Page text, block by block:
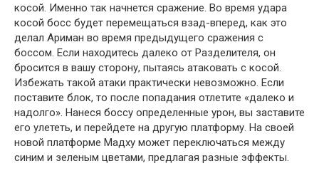
косой. Именно так начнется сражение. Во время удара
косой босс будет перемещаться взад-вперед, как это
делал Ариман во время предыдущего сражения с
боссом. Если находитесь далеко от Разделителя, он
бросится в вашу сторону, пытаясь атаковать с косой.
Избежать такой атаки практически невозможно. Если
поставите блок, то после попадания отлетите «далеко и
надолго». Нанеся боссу определенные урон, вы заставите
его улететь, и перейдете на другую платформу. На своей
новой платформе Мадху может переключаться между
синим и зеленым цветами, предлагая разные эффекты.